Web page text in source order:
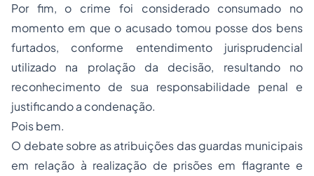
Por fim, o crime foi considerado consumado no
momento em que o acusado tomou posse dos bens
furtados, conforme entendimento jurisprudencial
utilizado na prolação da decisão, resultando no
reconhecimento de sua responsabilidade penal e
justificando a condenação.
Pois bem.
O debate sobre as atribuições das guardas municipais
em relação à realização de prisões em flagrante e